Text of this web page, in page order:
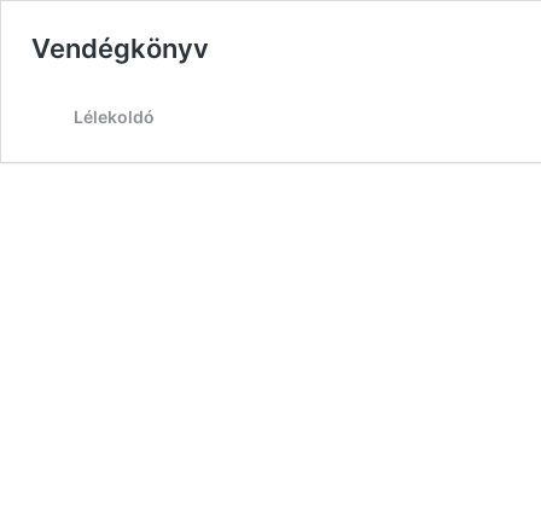
Vendégkönyv
Lélekoldó